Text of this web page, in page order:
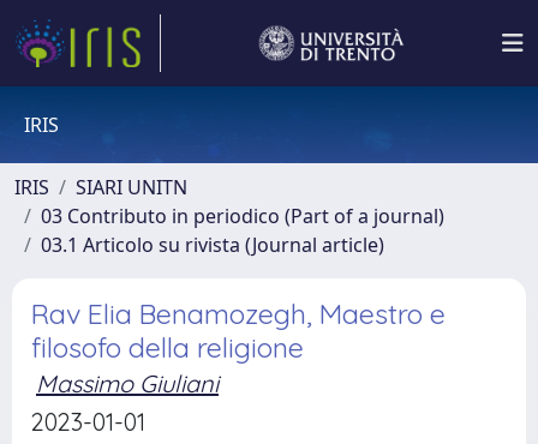
IRIS
IRIS
SIARI UNITN
03 Contributo in periodico (Part of a journal)
03.1 Articolo su rivista (Journal article)
Rav Elia Benamozegh, Maestro e
filosofo della religione
Massimo Giuliani
2023-01-01